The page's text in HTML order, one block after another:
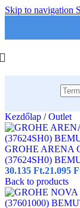
Skip to navigation
Kezdőlap / Outlet
GROHE ARENA
(37624SH0)
30.135 Ft.21.095
Back to products